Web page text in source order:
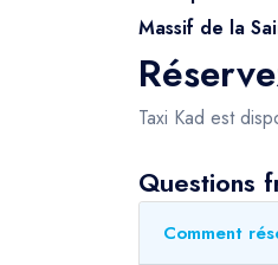
Massif de la
Taxi Kad est
Questions
Comment